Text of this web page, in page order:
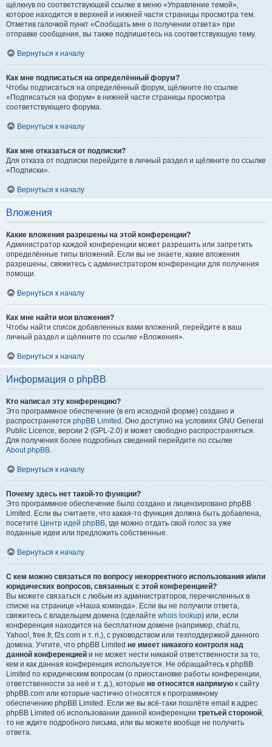
щёлкнув по соответствующей ссылке в меню «Управление темой»,
которое находится в верхней и нижней части страницы просмотра тем.
Отметив галочкой пункт «Сообщать мне о получении ответа» при
отправке сообщения, вы также подпишетесь на соответствующую тему.
Вернуться к началу
Как мне подписаться на определённый форум?
Чтобы подписаться на определённый форум, щёлкните по ссылке
«Подписаться на форум» в нижней части страницы просмотра
соответствующего форума.
Вернуться к началу
Как мне отказаться от подписки?
Для отказа от подписки перейдите в личный раздел и щёлкните по ссылке
«Подписки».
Вернуться к началу
Вложения
Какие вложения разрешены на этой конференции?
Администратор каждой конференции может разрешить или запретить
определённые типы вложений. Если вы не знаете, какие вложения
разрешены, свяжитесь с администратором конференции для получения
помощи.
Вернуться к началу
Как мне найти мои вложения?
Чтобы найти список добавленных вами вложений, перейдите в ваш
личный раздел и щёлкните по ссылке «Вложения».
Вернуться к началу
Информация о phpBB
Кто написал эту конференцию?
Это программное обеспечение (в его исходной форме) создано и
распространяется phpBB Limited . Оно доступно на условиях GNU General
Public Licence, версии 2 (GPL-2.0) и может свободно распространяться.
Для получения более подробных сведений перейдите по ссылке
About phpBB.
Вернуться к началу
Почему здесь нет такой-то функции?
Это программное обеспечение было создано и лицензировано phpBB
Limited. Если вы считаете, что какая-то функция должна быть добавлена,
посетите Центр идей phpBB, где можно отдать свой голос за уже
поданные идеи или предложить собственные.
Вернуться к началу
С кем можно связаться по вопросу некорректного использования и/или
юридических вопросов, связанных с этой конференцией?
Вы можете связаться с любым из администраторов, перечисленных в
списке на странице «Наша команда». Если вы не получили ответа,
свяжитесь с владельцем домена (сделайте whois lookup) или, если
конференция находится на бесплатном домене (например, chat.ru,
Yahoo!, free.fr, f2s.com и т. п.), с руководством или техподдержкой данного
домена. Учтите, что phpBB Limited не имеет никакого контроля над
данной конференцией и не может нести никакой ответственности за то,
кем и как данная конференция используется. Не обращайтесь к phpBB
Limited по юридическим вопросам (о приостановке работы конференции,
ответственности за неё и т. д.), которые не относятся напрямую к сайту
phpBB.com или которые частично относятся к программному
обеспечению phpBB Limited. Если же вы всё-таки пошлёте email в адрес
phpBB Limited об использовании данной конференции третьей стороной,
то не ждите подробного письма, или вы можете вообще не получить
ответа.